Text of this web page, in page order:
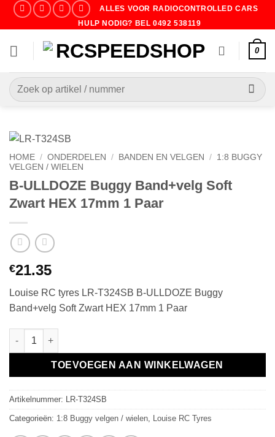
ALLES VOOR RADIOCONTROLLED CARS
HULP NODIG? BEL 0492 538119
0
Zoeken
naar:
HOME / ONDERDELEN / BANDEN EN VELGEN / 1:8 BUGGY
VELGEN / WIELEN
B-ULLDOZE Buggy Band+velg Soft
Zwart HEX 17mm 1 Paar
€21.35
Louise RC tyres LR-T324SB B-ULLDOZE Buggy
Band+velg Soft Zwart HEX 17mm 1 Paar
B-ULLDOZE Buggy Band+velg Soft Zwart HEX 17mm 1 Paar
TOEVOEGEN AAN WINKELWAGEN
Artikelnummer: LR-T324SB
Categorieën: 1:8 Buggy velgen / wielen Louise RC Tyres